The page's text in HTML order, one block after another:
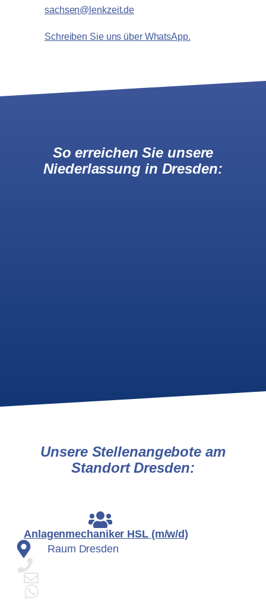
sachsen@lenkzeit.de
Schreiben Sie uns über WhatsApp.
So erreichen Sie unsere
Niederlassung in Dresden:
Unsere Stellenangebote am
StandortDresden:
Anlagenmechaniker HSL (m/w/d)
Raum Dresden